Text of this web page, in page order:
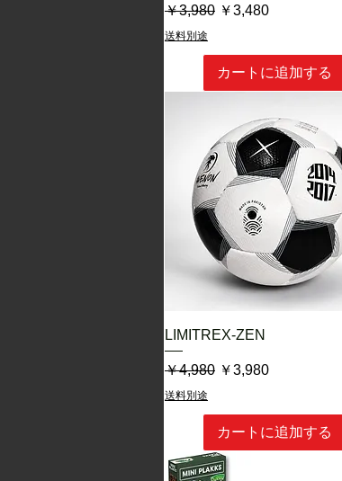
ンドセル、紳士靴な
います。
さらに、動物性原料
となっており、
日本が世界に誇るマ
⸻
🧘‍♂️ “静かな強さ”を鍛え
静けさの中に集中し
それはまさに、忍者の
日本の素材、日本の美
本気で上達したいす
SHINOBIは、あなたの
通常価格
￥3,980 セール価格
￥3,480
送料別途
カートに追加する
クイックビュー
LIMITREX-ZEN
通常価格
￥4,980 セール価格
￥3,980
送料別途
カートに追加する